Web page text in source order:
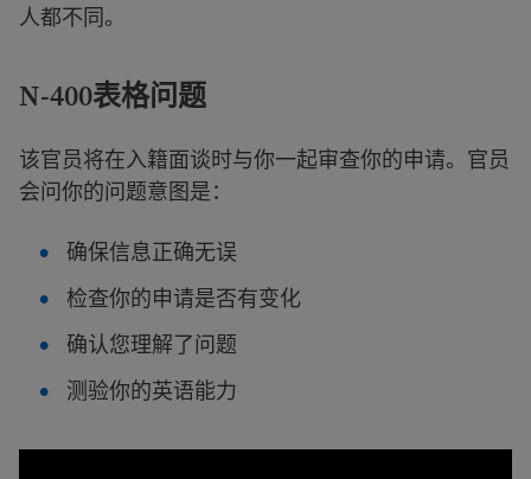
人都不同。
N-400表格问题
该官员将在入籍面谈时与你一起审查你的申请。官员
会问你的问题意图是：
确保信息正确无误
检查你的申请是否有变化
确认您理解了问题
测验你的英语能力